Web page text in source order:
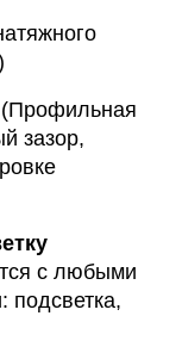
(Профильная
зазор,
с любыми
подсветка,